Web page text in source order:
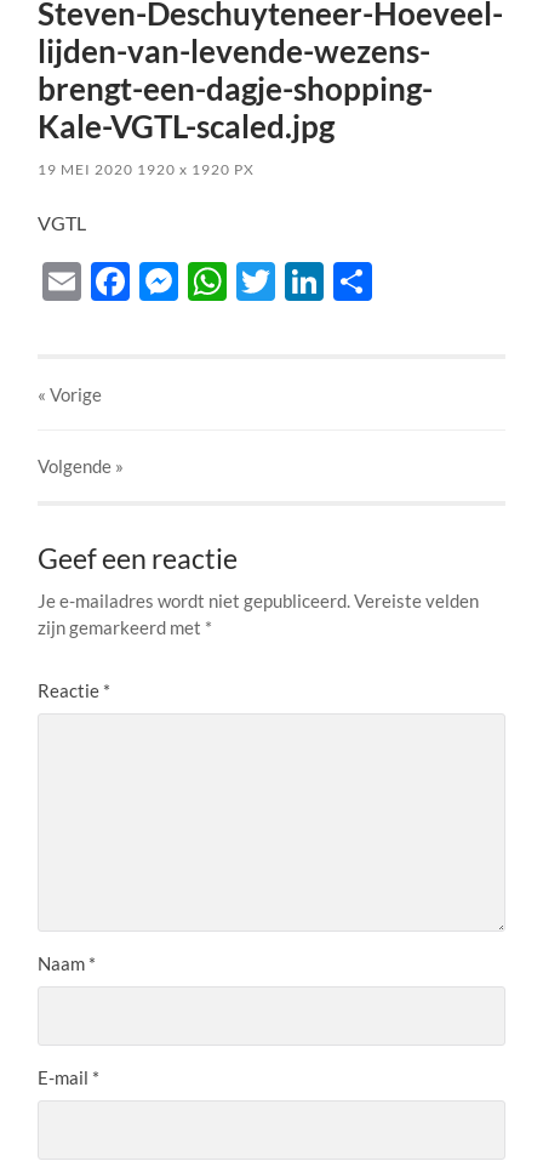
Steven-Deschuyteneer-Hoeveel-
lijden-van-levende-wezens-
brengt-een-dagje-shopping-
Kale-VGTL-scaled.jpg
19 MEI 2020 1920x 1920 PX
VGTL
EmailFacebook
Messenger
WhatsApp
TwitterLinkedIn
« Vorige
Volgende »
Geef een reactie
Je e-mailadres wordt niet gepubliceerd.Vereiste velden
zijn gemarkeerd met *
Reactie *
Naam *
E-mail *